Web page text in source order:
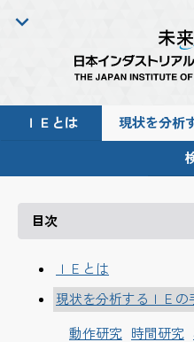
ＩＥとは 現状を分析
目次
ＩＥとは
現状を分析するＩＥの
動作研究 時間研究